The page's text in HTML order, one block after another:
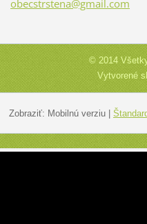
obecstrstena@gmail.com
© 2014
Vytvorené
Zobraziť: Mobilnú verziu|